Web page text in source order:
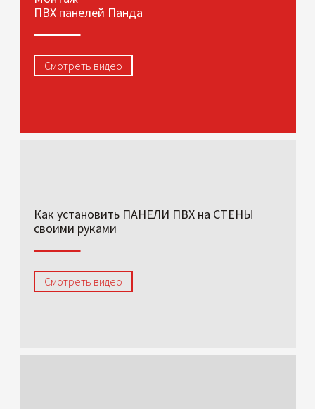
ПВХ панелей Панда
Смотреть видео
Как установить ПАНЕЛИ ПВХ на СТЕНЫ
своими руками
Смотреть видео